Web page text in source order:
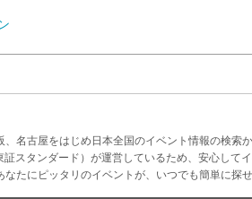
名古屋をはじめ日本全国のイベント情報の検索
スタンダード）が運営しているため、安心して
たにピッタリのイベントが、いつでも簡単に探せ